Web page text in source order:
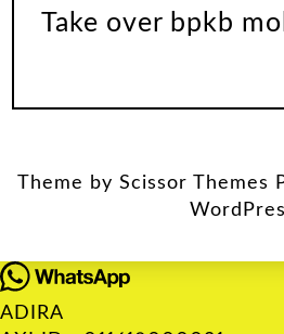
Take over bpkb
Theme by Scissor Themes
ADIRA